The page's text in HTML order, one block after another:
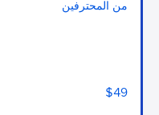
من المحترفين
$49